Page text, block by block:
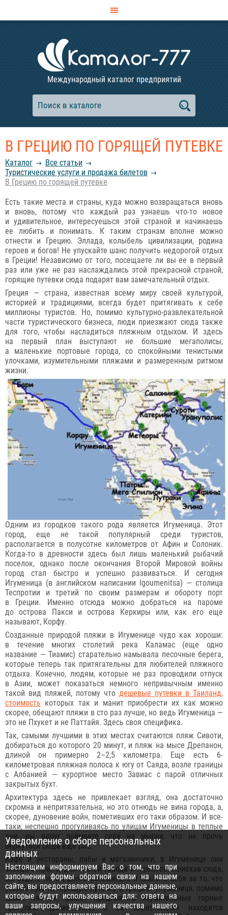
Международный каталог предприятий
В ГРЕЦИЮ ПО ГОРЯЩЕЙ ПУТЕВКЕ
Каталог
Все статьи
Туристические услуги и продажа билетов
В Грецию по горящей путевке
Есть такие места и страны, куда можно возвращаться вновь
и вновь, потому что каждый раз узнаешь что-то новое
и удивительное, интересуешься этой страной и начинаешь
ее любить и понимать. К таким странам вполне можно
отнести и Грецию. Эллада, колыбель цивилизации, родина
героев и богов! Не упускайте шанс получить недорогой отдых
в Греции! Независимо от того, посещаете ли вы ее в первый
раз или уже не раз наслаждались этой прекрасной страной,
горящие путевки сюда подарят вам замечательный отдых.
Греция — страна, известная всему миру своей культурой,
историей и традициями, всегда будет притягивать к себе
миллионы туристов. Но, помимо культурно-развлекательной
части туристического бизнеса, люди приезжают сюда также
для того, чтобы насладиться пляжным отдыхом. И здесь
на первый план выступают не большие мегаполисы,
а маленькие портовые города, со спокойными тенистыми
улочками, изумительными пляжами и размеренным ритмом
жизни.
Одним из городков такого рода является Игуменица. Этот
город, еще не такой популярный среди туристов,
располагается в полусотне километров от Афин и Солоник.
Когда-то в древности здесь был лишь маленький рыбачий
поселок, однако после окончания Второй Мировой войны
город стал быстро и успешно развиваться. И сегодня
Игуменица (в английском написании Igoumenitsa) — столица
Теспротии и третий по своим размерам и обороту порт
в Греции. Именно отсюда можно добраться на пароме
до острова Пакси и острова Керкиры или, как его еще
называют, Корфу.
Созданные природой пляжи в Игуменице чудо как хороши:
в течение многих столетий река Каламас (еще одно
название — Тиамис) старательно намывала песочные берега,
которые теперь так притягательны для любителей пляжного
отдыха. Конечно, людям, которые не раз проводили отпуск
в Азии, может показаться немного непривычным именно
такой вид пляжей, потому что дешевые путевки в Таиланд,
стоимость которых так и манит приобрести их как можно
скорее, обещают пляжи в сто раз лучше, но ведь Игуменица —
это не Пхукет и не Паттайя. Здесь своя специфика.
Так, самыми лучшими в этих местах считаются пляж Сивоти,
добираться до которого 20 минут, и пляж на мысе Дрепанон,
длиной он примерно 2–2,5 километра. Еще есть 6-
километровая пляжная полоса к югу от Саяда, возле границы
с Албанией — курортное место Завиас с парой отличных
закрытых бухт.
Архитектура здесь не привлекает взгляд, она достаточно
скромна и непритязательна, но это отнюдь не вина города, а,
скорее, дуновение войн, пометивших его таки образом. И все-
таки, неспешно прогуливаясь по улицам Игуменицы в теплые
дни, вы вдруг поймаете себя на мысли, что не прочь
вернуться сюда еще раз.
Кафе и рестораны, пабы и магазинчики, в Игуменице они
всегда открыты для гостей города и туристов. Приехав сюда,
вы будете потом долго вспоминать и хвалить себя за то, что
успели купить горящую путевку в Грецию. Игуменица, помимо
своих пляжей, может предложить изумительные горные
прогулки. Кроме того, в ее окрестностях находится
Уведомление о сборе персональных
данных
Настоящим информируем Вас о том, что при
заполнении формы обратной связи на нашем
сайте, вы предоставляете персональные данные,
которые будут использоваться для: ответа на
ваши запросы, улучшения качества нашего